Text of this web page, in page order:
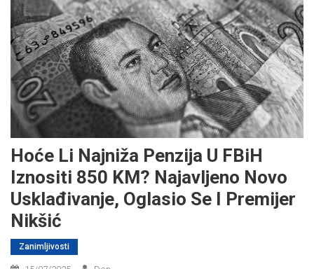
Hoće Li Najniža Penzija U FBiH
Iznositi 850 KM? Najavljeno Novo
Usklađivanje, Oglasio Se I Premijer
Nikšić
Zanimljivosti